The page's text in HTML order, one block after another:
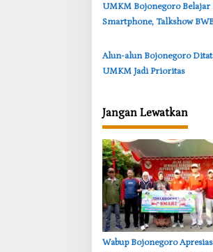
‎UMKM Bojonegoro Belajar
Smartphone, Talkshow
Alun-alun Bojonegoro
UMKM Jadi Prioritas
Jangan Lewatkan
‎Wabup Bojonegoro